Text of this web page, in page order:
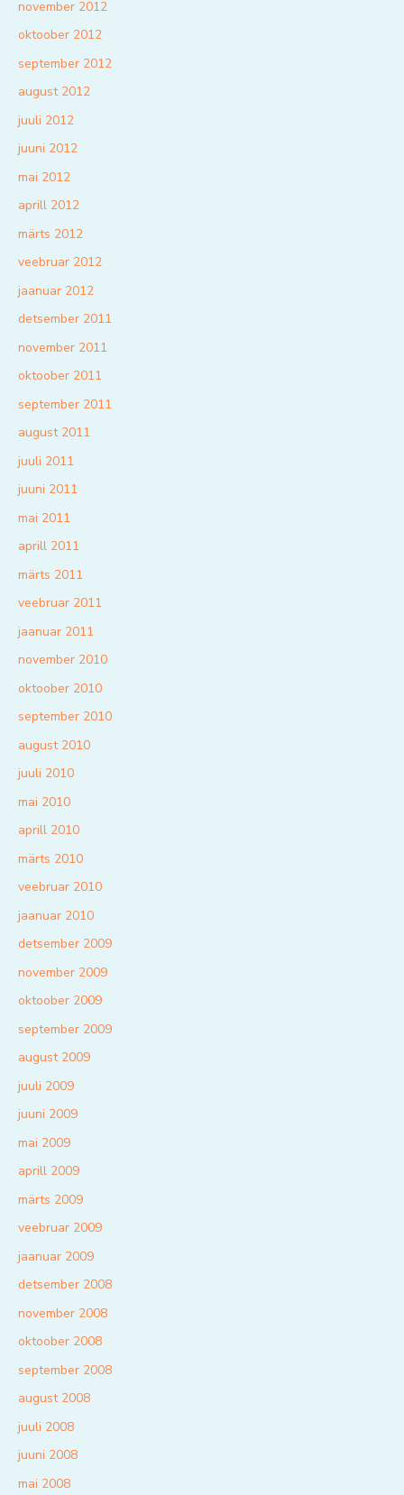
november 2012
oktoober 2012
september 2012
august 2012
juuli 2012
juuni 2012
mai 2012
aprill 2012
märts 2012
veebruar 2012
jaanuar 2012
detsember 2011
november 2011
oktoober 2011
september 2011
august 2011
juuli 2011
juuni 2011
mai 2011
aprill 2011
märts 2011
veebruar 2011
jaanuar 2011
november 2010
oktoober 2010
september 2010
august 2010
juuli 2010
mai 2010
aprill 2010
märts 2010
veebruar 2010
jaanuar 2010
detsember 2009
november 2009
oktoober 2009
september 2009
august 2009
juuli 2009
juuni 2009
mai 2009
aprill 2009
märts 2009
veebruar 2009
jaanuar 2009
detsember 2008
november 2008
oktoober 2008
september 2008
august 2008
juuli 2008
juuni 2008
mai 2008